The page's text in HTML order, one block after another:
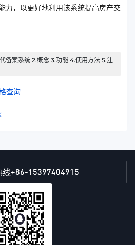
力，以更好地利用该系统提高房产交
备案系统 2.概念 3.功能 4.使用方法 5.注
查询
线+86-15397404915